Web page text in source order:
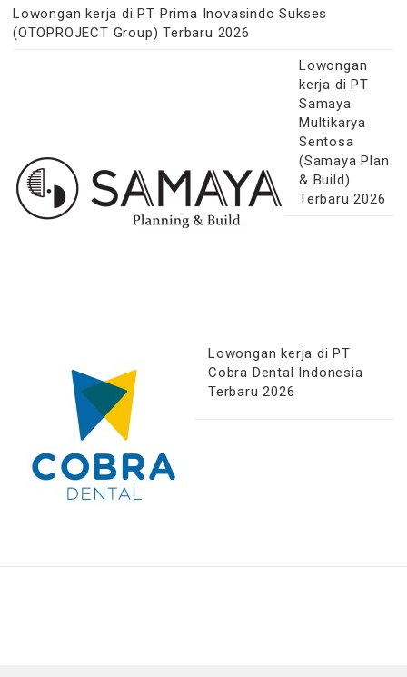
Lowongan kerja di PT Prima Inovasindo Sukses
(OTOPROJECT Group) Terbaru 2026
Lowongan
kerja di PT
Samaya
Multikarya
Sentosa
(Samaya Plan
& Build)
Terbaru 2026
Lowongan kerja di PT
Cobra Dental Indonesia
Terbaru 2026